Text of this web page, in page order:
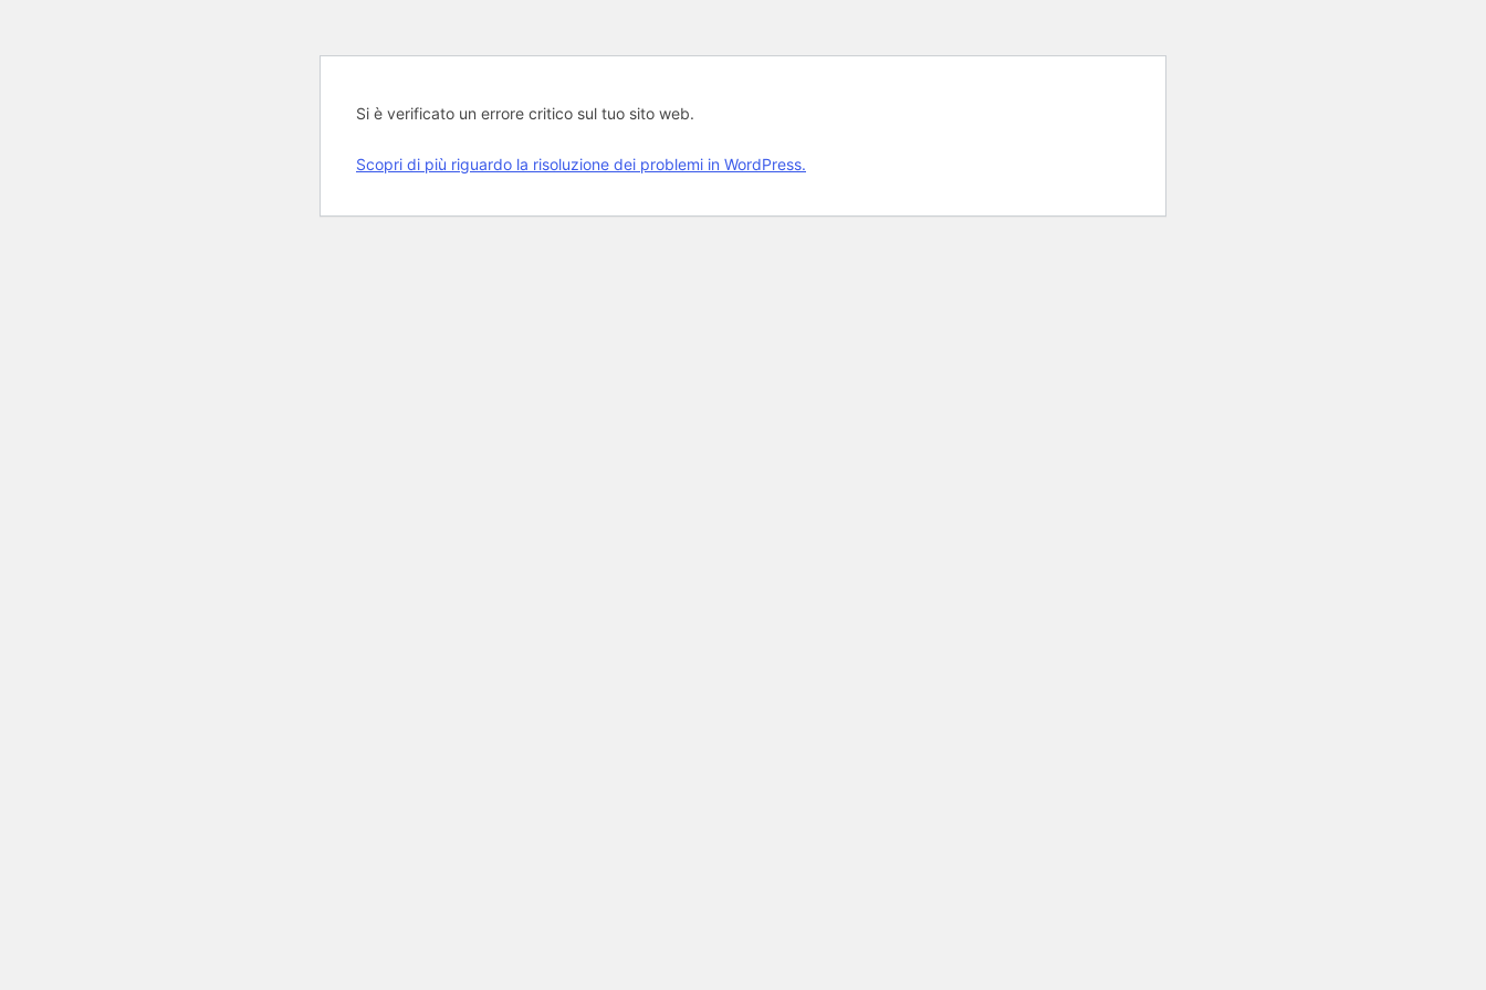
Si è verificato un errore critico sul tuo sito web.
Scopri di più riguardo la risoluzione dei problemi in WordPress.